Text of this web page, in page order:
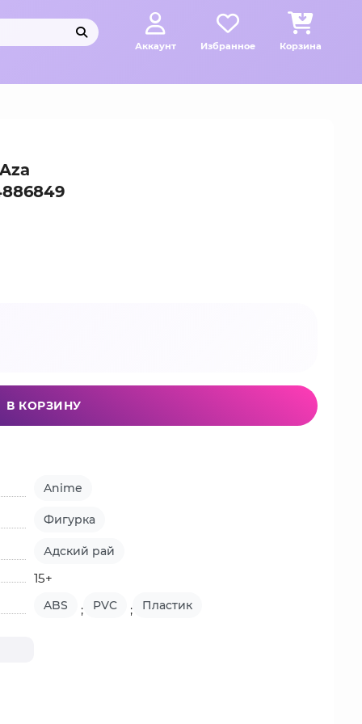
Аккаунт Избранное Корзина
В КОРЗИНУ
Anime
Фигурка
Адский рай
15+
ABS ; PVC ; Пластик